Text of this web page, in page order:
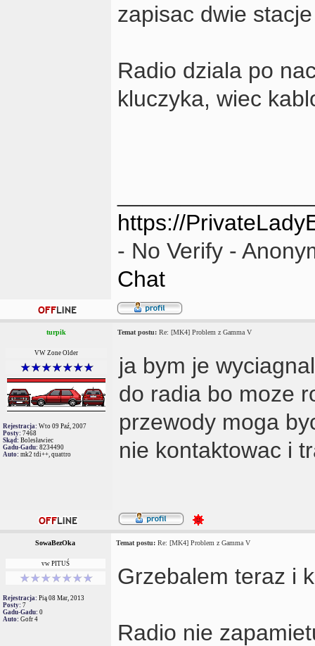
zapisac dwie
Radio dziala po
kluczyka, wiec
https://
- No Verify -
Chat
turpik Temat postu: Re: [MK4] Problem z Gamma V
VW Zone Older
Rejestracja: Wto 09 Paź, 2007
Posty: 7468
Skąd: Bolesławiec
Gadu-Gadu: 8234490
Auto: mk2 tdi++, quattro
ja bym je
do radia bo moze
przewody moga
nie kontaktowac i
SowaBezOka Temat postu: Re: [MK4] Problem z Gamma V
vw PITUŚ
Rejestracja: Pią 08 Mar, 2013
Posty: 7
Gadu-Gadu: 0
Auto: Gofr 4
Grzebalem teraz i
Radio nie